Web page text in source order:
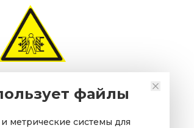
файлы
метрические системы для
безопасности
«Внимание.